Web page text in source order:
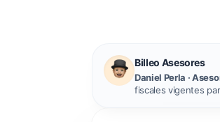
Billeo Asesores
Daniel Perla ·
fiscales vigentes